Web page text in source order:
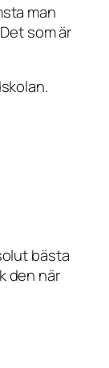
man
som är
bästa
den när